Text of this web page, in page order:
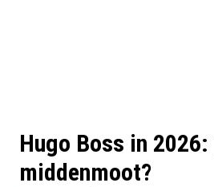
Hugo Boss in
middenmoot?